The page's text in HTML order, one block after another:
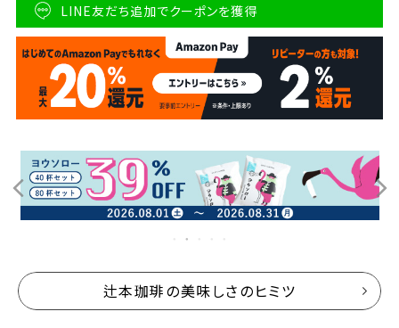
LINE友だち追加でクーポンを獲得
辻本珈琲の美味しさのヒミツ